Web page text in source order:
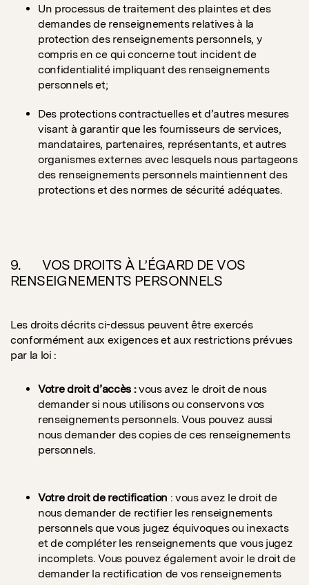
Un processus de traitement des plaintes et des
demandes de renseignements relatives à la
protection des renseignements personnels, y
compris en ce qui concerne tout incident de
confidentialité impliquant des renseignements
personnels et;
Des protections contractuelles et d’autres mesures
visant à garantir que les fournisseurs de services,
mandataires, partenaires, représentants, et autres
organismes externes avec lesquels nous partageons
des renseignements personnels maintiennent des
protections et des normes de sécurité adéquates.
9. VOS DROITS À L’ÉGARD DE VOS
RENSEIGNEMENTS PERSONNELS
Les droits décrits ci-dessus peuvent être exercés
conformément aux exigences et aux restrictions prévues
par la loi :
Votre droit d’accès :vous avez le droit de nous
demander si nous utilisons ou conservons vos
renseignements personnels. Vous pouvez aussi
nous demander des copies de ces renseignements
personnels.
Votre droit de rectification : vous avez le droit de
nous demander de rectifier les renseignements
personnels que vous jugez équivoques ou inexacts
et de compléter les renseignements que vous jugez
incomplets. Vous pouvez également avoir le droit de
demander la rectification de vos renseignements